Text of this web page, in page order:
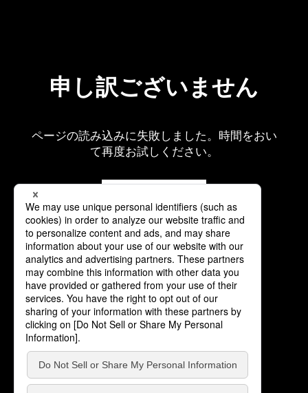
申し訳ございません
ページの読み込みに失敗しました。時間をおい
て再度お試しください。